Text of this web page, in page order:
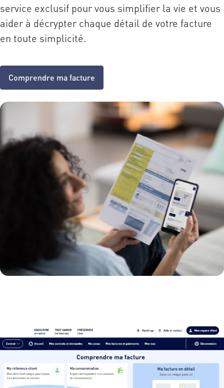
service exclusif pour vous simplifier la vie et vous
aider à décrypter chaque détail de votre facture
en toute simplicité.
Comprendre ma facture